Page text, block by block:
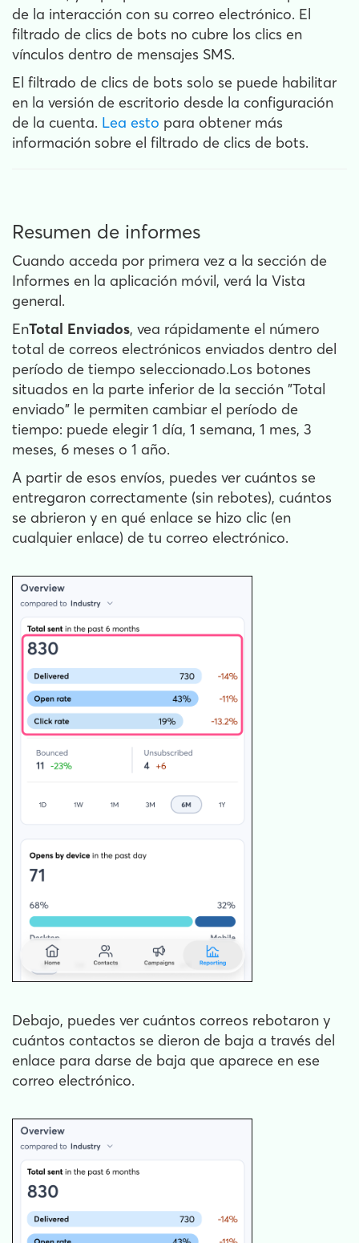
de la interacción con su correo electrónico. El
filtrado de clics de bots no cubre los clics en
vínculos dentro de mensajes SMS.
El filtrado de clics de bots solo se puede habilitar
en la versión de escritorio desde la configuración
de la cuenta. Lea esto para obtener más
información sobre el filtrado de clics de bots.
Resumen de informes
Cuando acceda por primera vez a la sección de
Informes en la aplicación móvil, verá la Vista
general.
EnTotal Enviados, vea rápidamente el número
total de correos electrónicos enviados dentro del
período de tiempo seleccionado.Los botones
situados en la parte inferior de la sección "Total
enviado" le permiten cambiar el período de
tiempo: puede elegir 1 día, 1 semana, 1 mes, 3
meses, 6 meses o 1 año.
A partir de esos envíos, puedes ver cuántos se
entregaron correctamente (sin rebotes), cuántos
se abrieron y en qué enlace se hizo clic (en
cualquier enlace) de tu correo electrónico.
Debajo, puedes ver cuántos correos rebotaron y
cuántos contactos se dieron de baja a través del
enlace para darse de baja que aparece en ese
correo electrónico.